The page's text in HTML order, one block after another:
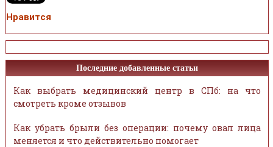
Нравится
Последние добавленные статьи
Как выбрать медицинский центр в СПб: на что
смотреть кроме отзывов
Как убрать брыли без операции: почему овал лица
меняется и что действительно помогает